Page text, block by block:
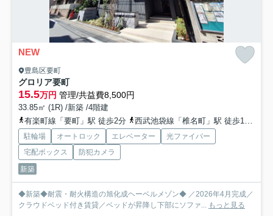
NEW
豊島区要町
グロリア要町
15.5万円 管理/共益費8,500円
33.85㎡ (1R) /新築 /4階建
有楽町線「要町」駅 徒歩2分
西武池袋線「椎名町」駅 徒歩10分
駐輪場 オートロック エレベーター
光ファイバー
宅配ボックス
防犯カメラ
新築
◆新築◆耐震・耐火構造の旭化成ヘーベルメゾン◆ ／2026年4月完成／
クラウドベッド付き賃貸／ベッドが昇降し下部にソファ...
もっと見る